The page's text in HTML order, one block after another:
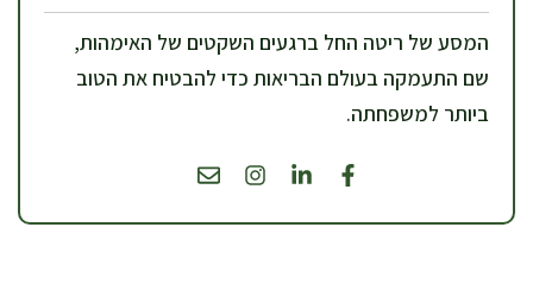
המסע של ריטה החל ברגעים השקטים של האימהות,
שם התעמקה בעולם הבריאות כדי להבטיח את הטוב
ביותר למשפחתה.